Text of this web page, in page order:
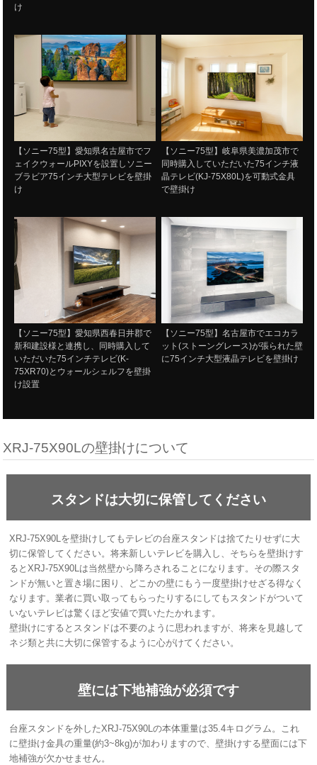
け
【ソニー75型】愛知県名古屋市でフ
ェイクウォールPIXYを設置しソニー
ブラビア75インチ大型テレビを壁掛
け
【ソニー75型】岐阜県美濃加茂市で
同時購入していただいた75インチ液
晶テレビ(KJ-75X80L)を可動式金具
で壁掛け
【ソニー75型】愛知県西春日井郡で
新和建設様と連携し、同時購入して
いただいた75インチテレビ(K-
75XR70)とウォールシェルフを壁掛
け設置
【ソニー75型】名古屋市でエコカラ
ット(ストーングレース)が張られた壁
に75インチ大型液晶テレビを壁掛け
XRJ-75X90Lの壁掛けについて
スタンドは大切に保管してください
XRJ-75X90Lを壁掛けしてもテレビの台座スタンドは捨てたりせずに大
切に保管してください。将来新しいテレビを購入し、そちらを壁掛けす
るとXRJ-75X90Lは当然壁から降ろされることになります。その際スタ
ンドが無いと置き場に困り、どこかの壁にもう一度壁掛けせざる得なく
なります。業者に買い取ってもらったりするにしてもスタンドがついて
いないテレビは驚くほど安値で買いたたかれます。
壁掛けにするとスタンドは不要のように思われますが、将来を見越して
ネジ類と共に大切に保管するように心がけてください。
壁には下地補強が必須です
台座スタンドを外したXRJ-75X90Lの本体重量は35.4キログラム。これ
に壁掛け金具の重量(約3~8kg)が加わりますので、壁掛けする壁面には下
地補強が欠かせません。